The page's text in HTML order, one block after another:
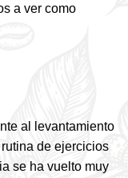
a ver como
al levantamiento
de ejercicios
se ha vuelto muy